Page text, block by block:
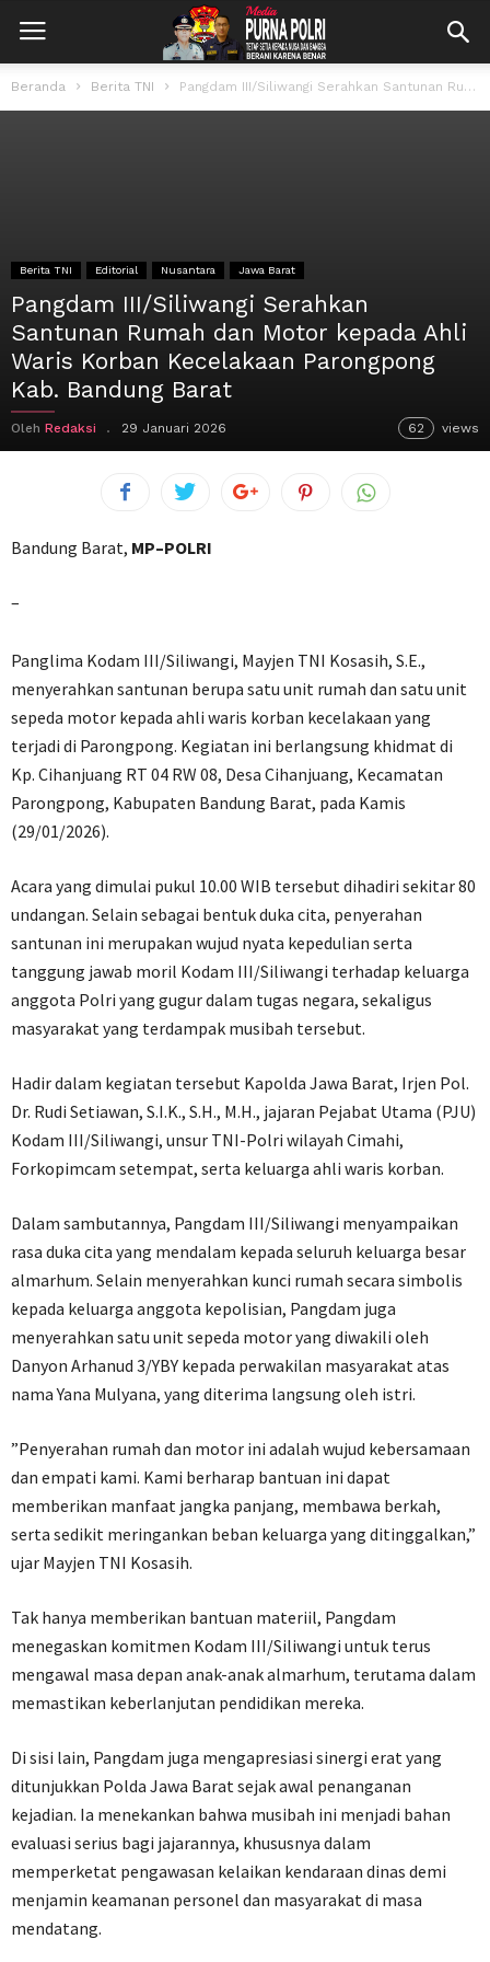
Beranda Berita TNI Pangdam III/Siliwangi Serahkan Santunan Rumah dan Motor kepada Ahli Waris Korban Kecelakaan...
Berita TNI Editorial Nusantara Jawa Barat
Pangdam III/Siliwangi Serahkan
Santunan Rumah dan Motor kepada Ahli
Waris Korban Kecelakaan Parongpong
Kab. Bandung Barat
Oleh Redaksi 29 Januari 2026 62 views
Bandung Barat, MP–POLRI
–
Panglima Kodam III/Siliwangi, Mayjen TNI Kosasih, S.E.,
menyerahkan santunan berupa satu unit rumah dan satu unit
sepeda motor kepada ahli waris korban kecelakaan yang
terjadi di Parongpong. Kegiatan ini berlangsung khidmat di
Kp. Cihanjuang RT 04 RW 08, Desa Cihanjuang, Kecamatan
Parongpong, Kabupaten Bandung Barat, pada Kamis
(29/01/2026).
​Acara yang dimulai pukul 10.00 WIB tersebut dihadiri sekitar 80
undangan. Selain sebagai bentuk duka cita, penyerahan
santunan ini merupakan wujud nyata kepedulian serta
tanggung jawab moril Kodam III/Siliwangi terhadap keluarga
anggota Polri yang gugur dalam tugas negara, sekaligus
masyarakat yang terdampak musibah tersebut.
​Hadir dalam kegiatan tersebut Kapolda Jawa Barat, Irjen Pol.
Dr. Rudi Setiawan, S.I.K., S.H., M.H., jajaran Pejabat Utama (PJU)
Kodam III/Siliwangi, unsur TNI-Polri wilayah Cimahi,
Forkopimcam setempat, serta keluarga ahli waris korban.
​Dalam sambutannya, Pangdam III/Siliwangi menyampaikan
rasa duka cita yang mendalam kepada seluruh keluarga besar
almarhum. Selain menyerahkan kunci rumah secara simbolis
kepada keluarga anggota kepolisian, Pangdam juga
menyerahkan satu unit sepeda motor yang diwakili oleh
Danyon Arhanud 3/YBY kepada perwakilan masyarakat atas
nama Yana Mulyana, yang diterima langsung oleh istri.
​”Penyerahan rumah dan motor ini adalah wujud kebersamaan
dan empati kami. Kami berharap bantuan ini dapat
memberikan manfaat jangka panjang, membawa berkah,
serta sedikit meringankan beban keluarga yang ditinggalkan,”
ujar Mayjen TNI Kosasih.
​Tak hanya memberikan bantuan materiil, Pangdam
menegaskan komitmen Kodam III/Siliwangi untuk terus
mengawal masa depan anak-anak almarhum, terutama dalam
memastikan keberlanjutan pendidikan mereka.
​Di sisi lain, Pangdam juga mengapresiasi sinergi erat yang
ditunjukkan Polda Jawa Barat sejak awal penanganan
kejadian. Ia menekankan bahwa musibah ini menjadi bahan
evaluasi serius bagi jajarannya, khususnya dalam
memperketat pengawasan kelaikan kendaraan dinas demi
menjamin keamanan personel dan masyarakat di masa
mendatang.